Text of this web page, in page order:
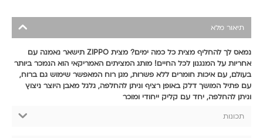
תיאור מלא
נמאס לך להחליף מצית כל כמה ימים? מצית ZIPPO תישאר נאמנה עם
אחריות על המנגנון לכל החיים! מותג המציתים האמריקאי הוא הנמכר ביותר
בעולם, עם איכות חומרים ללא פשרות, מגן רוח המאפשר שימוש גם ברוח,
עם פתיל המושך דלק באופן רציף וניתן להחלפה, גלגל מאבן היוצר ניצוץ
וניתן להחלפה, יחד עם קליק ייחודי ומוכר
תכונות